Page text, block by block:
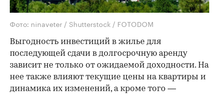
Фото: ninaveter / Shutterstock / FOTODOM
Выгодность инвестиций в жилье для
последующей сдачи в долгосрочную аренду
зависит не только от ожидаемой доходности. На
нее также влияют текущие цены на квартиры и
динамика их изменений, а кроме того —